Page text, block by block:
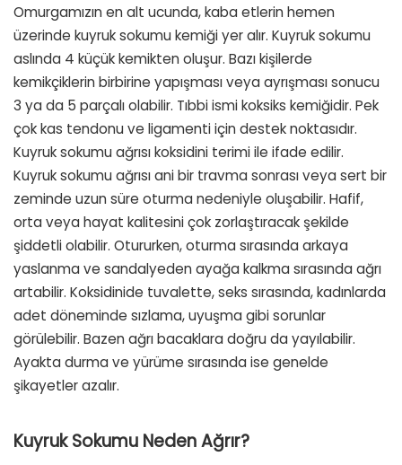
Omurgamızın en alt ucunda, kaba etlerin hemen
üzerinde kuyruk sokumu kemiği yer alır. Kuyruk sokumu
aslında 4 küçük kemikten oluşur. Bazı kişilerde
kemikçiklerin birbirine yapışması veya ayrışması sonucu
3 ya da 5 parçalı olabilir. Tıbbi ismi koksiks kemiğidir. Pek
çok kas tendonu ve ligamenti için destek noktasıdır.
Kuyruk sokumu ağrısı koksidini terimi ile ifade edilir.
Kuyruk sokumu ağrısı ani bir travma sonrası veya sert bir
zeminde uzun süre oturma nedeniyle oluşabilir. Hafif,
orta veya hayat kalitesini çok zorlaştıracak şekilde
şiddetli olabilir. Otururken, oturma sırasında arkaya
yaslanma ve sandalyeden ayağa kalkma sırasında ağrı
artabilir. Koksidinide tuvalette, seks sırasında, kadınlarda
adet döneminde sızlama, uyuşma gibi sorunlar
görülebilir. Bazen ağrı bacaklara doğru da yayılabilir.
Ayakta durma ve yürüme sırasında ise genelde
şikayetler azalır.
Kuyruk Sokumu Neden Ağrır?